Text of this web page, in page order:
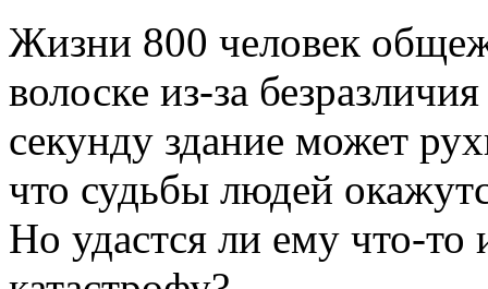
Жизни 800 человек
волоске из-за
секунду здание может
что судьбы людей
Но удастся ли ему что-то